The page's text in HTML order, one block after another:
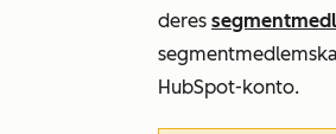
deres
HubSpot-konto.